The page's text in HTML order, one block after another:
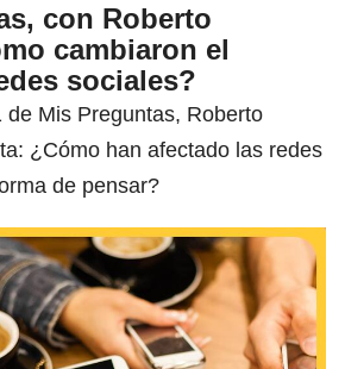
con Roberto
cambiaron el
sociales?
de Mis Preguntas, Roberto
¿Cómo han afectado las redes
de pensar?